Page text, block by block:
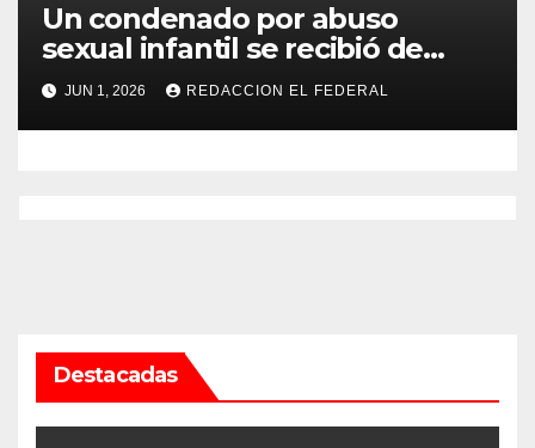
Un condenado por abuso
sexual infantil se recibió de
psicopedagogo dentro del
Servicio Penitenciario de La
Rioja
JUN 1, 2026 REDACCION EL FEDERAL
Destacadas